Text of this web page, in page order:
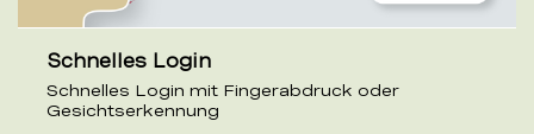
Schnelles Login
Schnelles Login mit Fingerabdruck oder
Gesichtserkennung